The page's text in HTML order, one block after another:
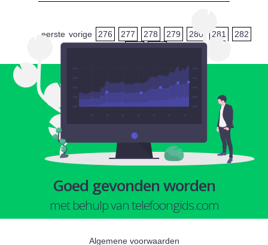
eerste vorige 276 277 278 279 280 281
282
Goed gevonden worden
met behulp van telefoongids.com
Algemene voorwaarden